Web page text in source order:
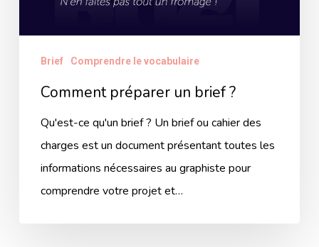
Brief Comprendre le vocabulaire
Comment préparer un brief ?
Qu'est-ce qu'un brief ? Un brief ou cahier des
charges est un document présentant toutes les
informations nécessaires au graphiste pour
comprendre votre projet et…